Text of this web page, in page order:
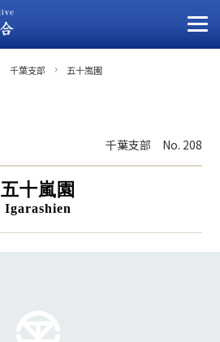
千葉支部 五十嵐園
千葉支部 No. 208
五十嵐園
Igarashien